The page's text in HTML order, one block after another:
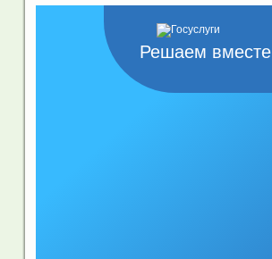
Решаем вместе